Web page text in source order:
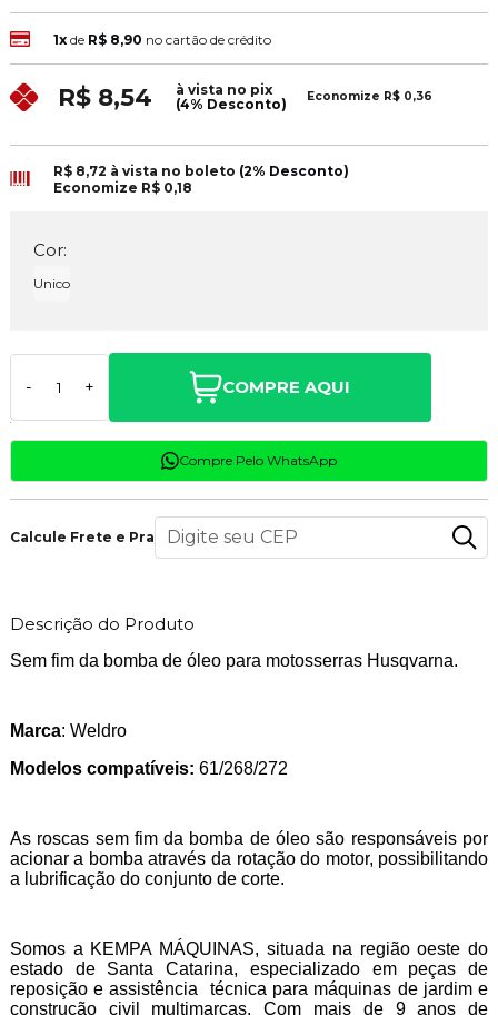
1xde R$ 8,90 no cartão de crédito
R$ 8,54
à vista no pix
(4% Desconto)
Economize R$ 0,36
R$ 8,72 à vista no boleto (2% Desconto)
Economize R$ 0,18
Cor:
Unico
- + COMPRE AQUI
Compre Pelo WhatsApp
Calcule Frete e Prazo
Descrição do Produto
Sem fim da bomba de óleo para motosserras Husqvarna.
Marca: Weldro
Modelos compatíveis: 61/268/272
As roscas sem fim da bomba de óleo são responsáveis por
acionar a bomba através da rotação do motor, possibilitando
a lubrificação do conjunto de corte.
Somos a KEMPA MÁQUINAS, situada na região oeste do
estado de Santa Catarina, especializado em peças de
reposição e assistência técnica para máquinas de jardim e
construção civil multimarcas. Com mais de 9 anos de